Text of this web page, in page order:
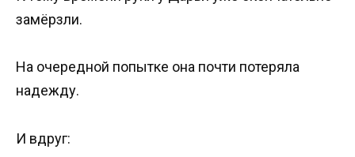
замёрзли.
На очередной попытке она почти потеряла
надежду.
И вдруг: